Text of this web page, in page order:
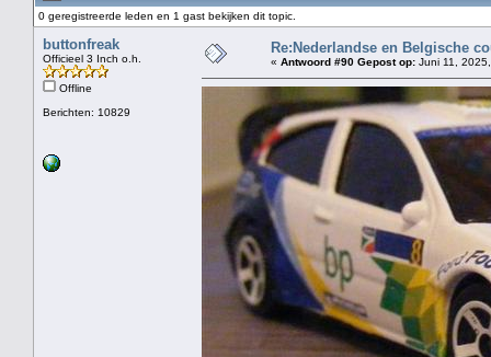
0 geregistreerde leden en 1 gast bekijken dit topic.
buttonfreak
Officieel 3 Inch o.h.
Offline
Berichten: 10829
Re:Nederlandse en Belgische
« Antwoord #90 Gepost op: Juni 11,